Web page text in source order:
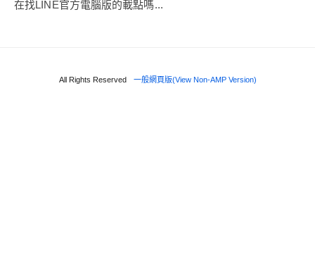
在找LINE官方電腦版的載點嗎...
All Rights Reserved 一般網頁版(View Non-AMP Version)